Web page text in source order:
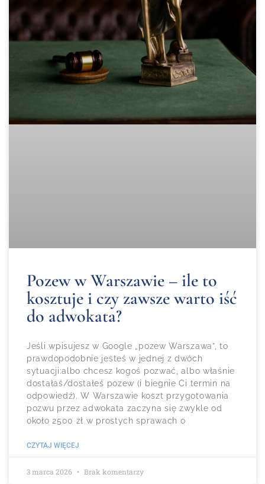
Pozew w Warszawie – ile to
kosztuje i czy zawsze warto iść
do adwokata?
Jeśli wpisujesz w Google „pozew Warszawa”, to
prawdopodobnie jesteś w jednej z dwóch
sytuacji:albo chcesz kogoś pozwać, albo właśnie
dostałaś/dostałeś pozew (i biegnie Ci termin na
odpowiedź). W Warszawie koszt przygotowania
pozwu przez adwokata zaczyna się zwykle od
około 2500 zł w prostych sprawach o
CZYTAJ WIĘCEJ
3 marca 2026 Brak komentarzy